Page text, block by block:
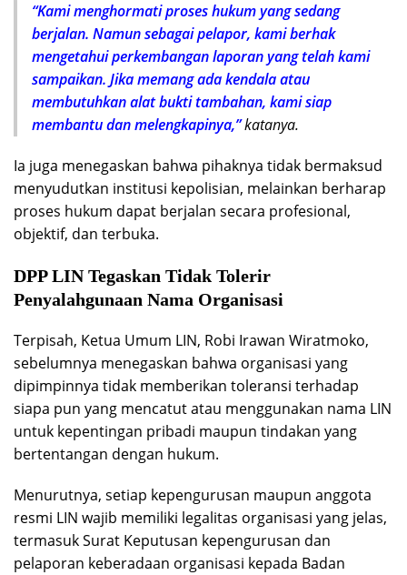
“Kami menghormati proses hukum yang sedang
berjalan. Namun sebagai pelapor, kami berhak
mengetahui perkembangan laporan yang telah kami
sampaikan. Jika memang ada kendala atau
membutuhkan alat bukti tambahan, kami siap
membantu dan melengkapinya,”katanya.
Ia juga menegaskan bahwa pihaknya tidak bermaksud
menyudutkan institusi kepolisian, melainkan berharap
proses hukum dapat berjalan secara profesional,
objektif, dan terbuka.
DPP LIN Tegaskan Tidak Tolerir
Penyalahgunaan Nama Organisasi
Terpisah, Ketua Umum LIN, Robi Irawan Wiratmoko,
sebelumnya menegaskan bahwa organisasi yang
dipimpinnya tidak memberikan toleransi terhadap
siapa pun yang mencatut atau menggunakan nama LIN
untuk kepentingan pribadi maupun tindakan yang
bertentangan dengan hukum.
Menurutnya, setiap kepengurusan maupun anggota
resmi LIN wajib memiliki legalitas organisasi yang jelas,
termasuk Surat Keputusan kepengurusan dan
pelaporan keberadaan organisasi kepada Badan